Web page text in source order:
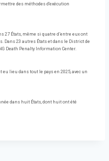
des méthodes d'exécution
27 États, même si quatre d’entre eux ont
Dans 23 autres États et dans le District de
Death Penalty Information Center.
lieu dans tout le pays en 2025, avec un
dans huit États, dont huit ont été